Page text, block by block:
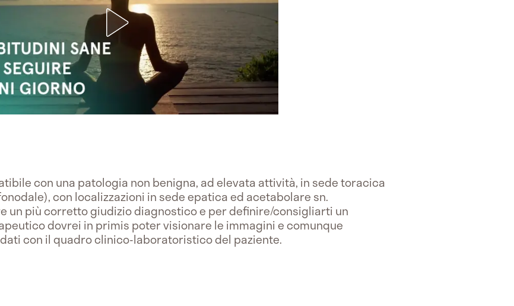
con una patologia non benigna, ad elevata attività, in sede toracica
con localizzazioni in sede epatica ed acetabolare sn.
un più corretto giudizio diagnostico e per definire/consigliarti un
dovrei in primis poter visionare le immagini e comunque
con il quadro clinico-laboratoristico del paziente.